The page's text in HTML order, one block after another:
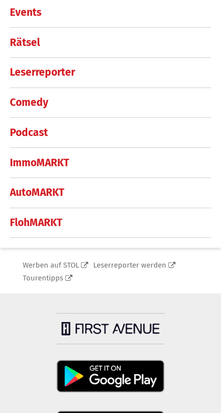
Events
Rätsel
Leserreporter
Comedy
Podcast
ImmoMARKT
AutoMARKT
FlohMARKT
Werben auf STOL
Leserreporter werden
Tourentipps